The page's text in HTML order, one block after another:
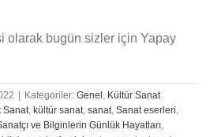
olarak bugün sizler için Yapay
| Kategoriler: Genel, Kültür Sanat
Sanat, kültür sanat, sanat, Sanat eserleri,
ve Bilginlerin Günlük Hayatları,